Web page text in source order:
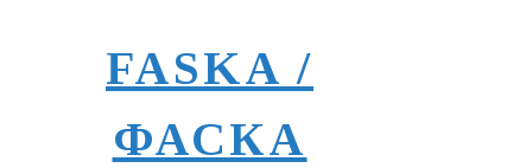
содержимомуFASKA /
ФАСКА